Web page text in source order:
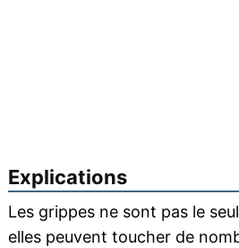
Explications
Les grippes ne sont pas le
elles peuvent toucher de